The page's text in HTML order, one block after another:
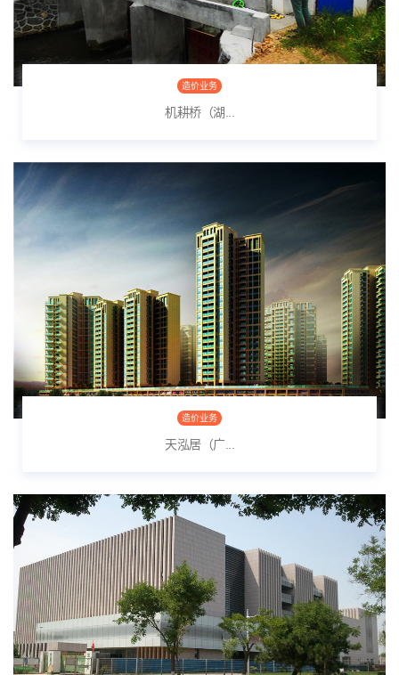
造价业务
机耕桥（湖...
造价业务
天泓居（广...